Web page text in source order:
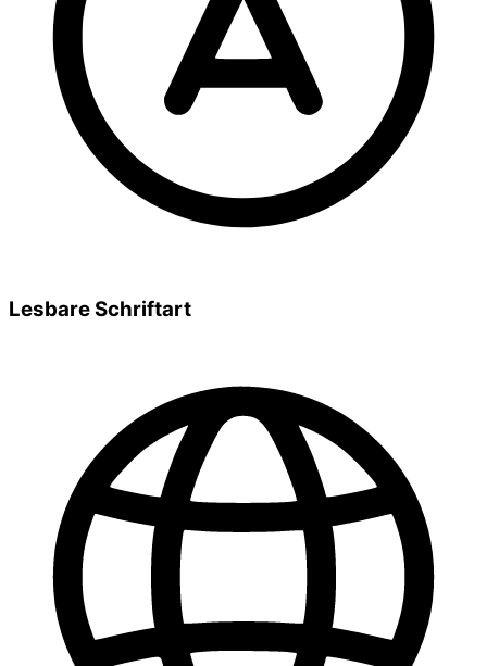
Lesbare Schriftart